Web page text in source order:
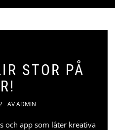
STOR PÅ
AVADMIN
och app som låter kreativa